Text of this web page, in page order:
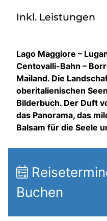
Heimatland ändern:
Inkl. Leistungen
Lago Maggiore –
Centovalli-Bahn –
Mailand. Die
oberitalienischen
Bilderbuch. Der Duft
das Panorama, das
Balsam für die Seele
Buchen